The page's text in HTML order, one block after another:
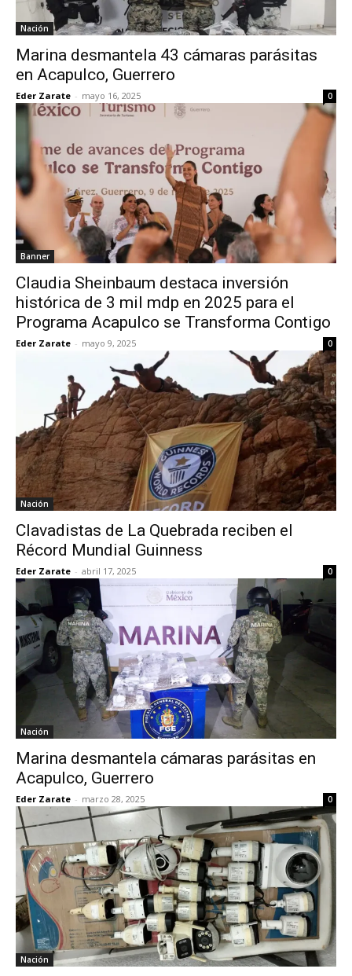
Nación
Marina desmantela 43 cámaras parásitas
en Acapulco, Guerrero
Eder Zarate - mayo 16, 2025 0
Banner
Claudia Sheinbaum destaca inversión
histórica de 3 mil mdp en 2025 para el
Programa Acapulco se Transforma Contigo
Eder Zarate - mayo 9, 2025 0
Nación
Clavadistas de La Quebrada reciben el
Récord Mundial Guinness
Eder Zarate - abril 17, 2025 0
Nación
Marina desmantela cámaras parásitas en
Acapulco, Guerrero
Eder Zarate - marzo 28, 2025 0
Nación